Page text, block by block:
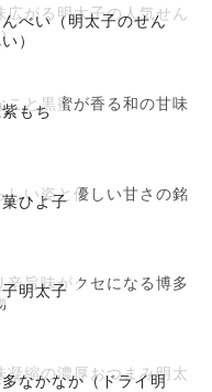
べい（明太子のせん
）
広がる明太子の人気せん
もち
こと黒蜜が香る和の甘味
ひよ子
しい姿と優しい甘さの銘
明太子
辛旨味がクセになる博多
なかなか（ドライ明
凝縮の濃厚おつまみ明太